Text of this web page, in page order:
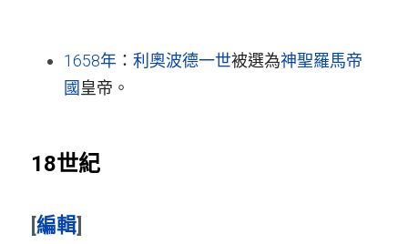
1658年 ： 利奧波德一世被選為神聖羅馬帝
國 皇帝。
18世紀
[編輯]